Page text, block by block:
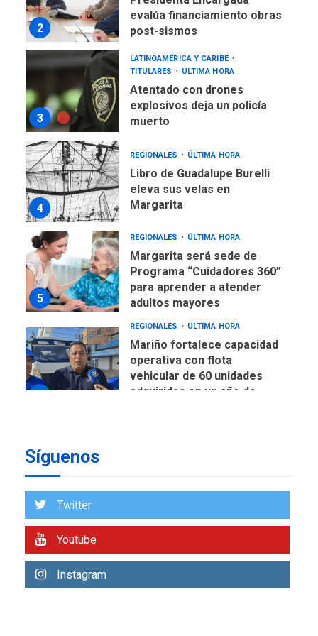
2
evalúa financiamiento obras
post-sismos
3
LATINOAMÉRICA Y CARIBE
TITULARES
ÚLTIMA HORA
Atentado con drones
explosivos deja un policía
muerto
4
REGIONALES ÚLTIMA HORA
Libro de Guadalupe Burelli
eleva sus velas en
Margarita
5
REGIONALES ÚLTIMA HORA
Margarita será sede de
Programa “Cuidadores 360”
para aprender a atender
adultos mayores
6
REGIONALES ÚLTIMA HORA
Mariño fortalece capacidad
operativa con flota
vehicular de 60 unidades
adquiridas en un año de
7
la altura de Macho Muerto
1
REGIONALES ÚLTIMA HORA
Núcleo del Sistema de
Síguenos
Twitter
Youtube
Instagram